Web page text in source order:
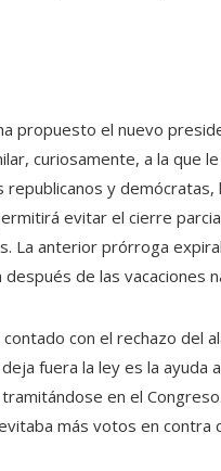
propuesto el nuevo
curiosamente, a la que
y
evitar el cierre
La anterior prórroga
de las vacaciones
con el rechazo del
fuera la ley es la ayuda
en el
más votos en contra